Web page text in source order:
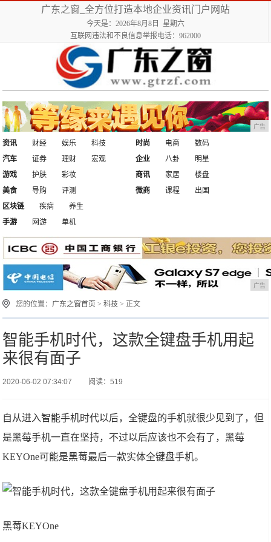
广东之窗_全方位打造本地企业资讯门户网站
今天是：2026年8月8日 星期六
互联网违法和不良信息举报电话：962000
广告
资讯 财经 娱乐
科技
汽车
证券 理财 宏观
时尚 电商
数码
企业
八卦
明星
游戏
护肤
彩妆
美食
导购 评测
商讯 家居
楼盘
微商
课程
出国
区块链
疾病
养生
手游
网游 单机
广告
您的位置： 广东之窗首页 >科技 > 正文
智能手机时代，这款全键盘手机用起
来很有面子
2020-06-02 07:34:07 阅读：519
自从进入智能手机时代以后，全键盘的手机就很少见到了，但
是黑莓手机一直在坚持，不过以后应该也不会有了，黑莓
KEYOne可能是黑莓最后一款实体全键盘手机。
黑莓KEYOne